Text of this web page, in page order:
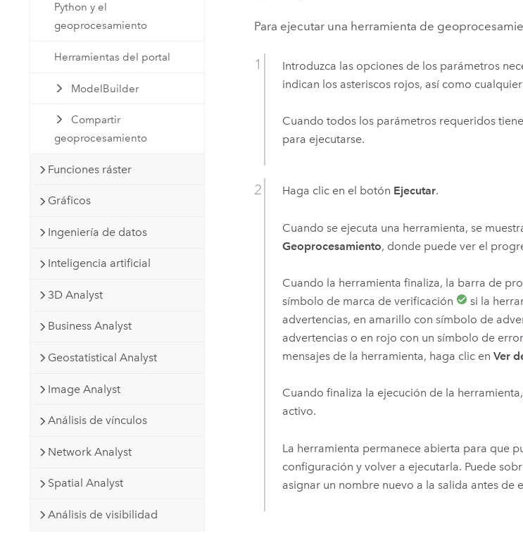
Python y el
geoprocesamiento
Herramientas del portal
ModelBuilder
Compartir
geoprocesamiento
Funciones ráster
Gráficos
Ingeniería de datos
Inteligencia artificial
3D Analyst
Business Analyst
Geostatistical Analyst
Image Analyst
Análisis de vínculos
Network Analyst
Spatial Analyst
Análisis de visibilidad
Para ejecutar una herramienta de
Introduzca las opciones de los parámetros
indican los asteriscos rojos, así como
Cuando todos los parámetros requeridos
para ejecutarse.
Haga clic en el botón Ejecutar.
Cuando se ejecuta una herramienta, se
Geoprocesamiento, donde puede ver el
Cuando la herramienta finaliza, la barra de
símbolo de marca de verificación
si la
advertencias, en amarillo con símbolo de
advertencias o en rojo con un símbolo de error
mensajes de la herramienta, haga clic enVer
Cuando finaliza la ejecución de la
activo.
La herramienta permanece abierta para que
configuración y volver a ejecutarla. Puede
asignar un nombre nuevo a la salida antes de